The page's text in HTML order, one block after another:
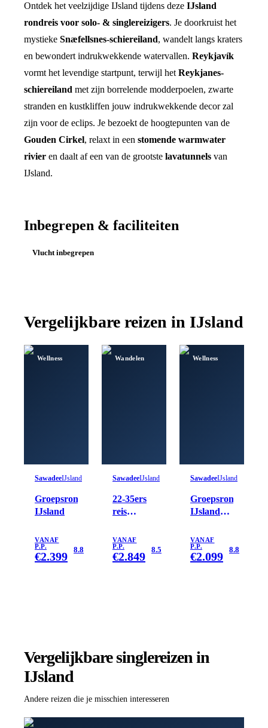
Ontdek het veelzijdige IJsland tijdens deze IJsland
rondreis voor solo- & singlereizigers. Je doorkruist het
mystieke Snæfellsnes-schiereiland, wandelt langs kraters
en bewondert indrukwekkende watervallen. Reykjavík
vormt het levendige startpunt, terwijl hetReykjanes-
schiereiland met zijn borrelende modderpoelen, zwarte
stranden en kustkliffen jouw indrukwekkende decor zal
zijn voor de eclips. Je bezoekt de hoogtepunten van de
Gouden Cirkel, relaxt in een stomende warmwater
rivier en daalt af een van de grootste lavatunnels van
IJsland.
Inbegrepen & faciliteiten
Vlucht inbegrepen
Vergelijkbare reizen in IJsland
Wellness
SawadeeIJsland
Groepsrondreis
IJsland
VANAF
P.P.
€2.399 8.8
Wandelen
SawadeeIJsland
22-35ers
reis
VANAF
P.P.
€2.849 8.5
Wellness
SawadeeIJsland
Groepsrondreis
IJsland
VANAF
P.P.
€2.099 8.8
Vergelijkbare singlereizen in
IJsland
Andere reizen die je misschien interesseren